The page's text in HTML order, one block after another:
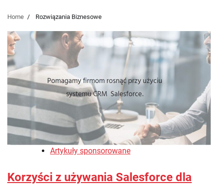
Home Rozwiązania Biznesowe
Artykuły sponsorowane
Korzyści z używania Salesforce dla